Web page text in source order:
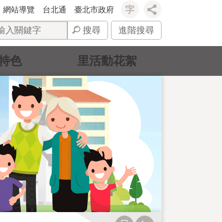
網站導覽 台北通 臺北市政府
搜尋 進階搜尋
色 里活動花絮